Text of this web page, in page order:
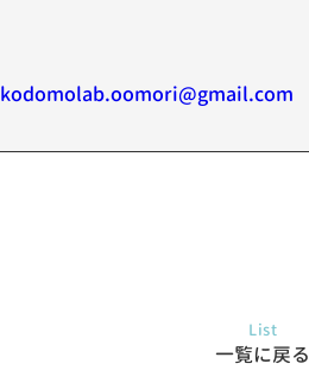
kodomolab.oomori@gmail.com
List
一覧に戻る